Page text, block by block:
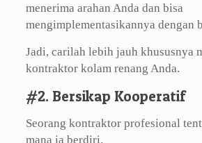
menerima arahan Anda dan bisa
mengimplementasikannya dengan
Jadi, carilah lebih jauh khususnya
kontraktor kolam renang Anda.
#2. Bersikap Kooperatif
Seorang kontraktor profesional
mana ia berdiri.